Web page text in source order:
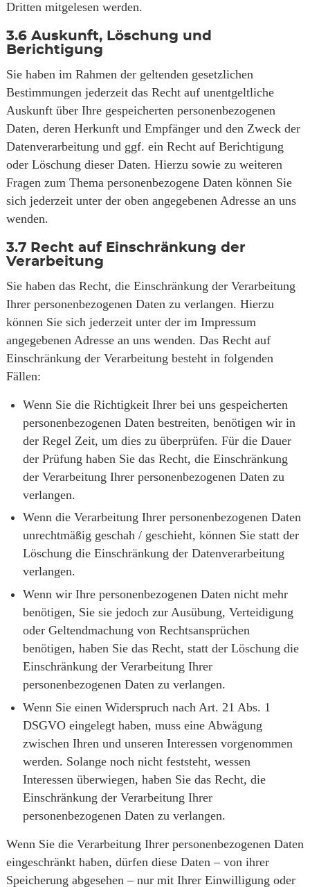
Dritten mitgelesen werden.
3.6 Auskunft, Löschung und
Berichtigung
Sie haben im Rahmen der geltenden gesetzlichen
Bestimmungen jederzeit das Recht auf unentgeltliche
Auskunft über Ihre gespeicherten personenbezogenen
Daten, deren Herkunft und Empfänger und den Zweck der
Datenverarbeitung und ggf. ein Recht auf Berichtigung
oder Löschung dieser Daten. Hierzu sowie zu weiteren
Fragen zum Thema personenbezogene Daten können Sie
sich jederzeit unter der oben angegebenen Adresse an uns
wenden.
3.7 Recht auf Einschränkung der
Verarbeitung
Sie haben das Recht, die Einschränkung der Verarbeitung
Ihrer personenbezogenen Daten zu verlangen. Hierzu
können Sie sich jederzeit unter der im Impressum
angegebenen Adresse an uns wenden. Das Recht auf
Einschränkung der Verarbeitung besteht in folgenden
Fällen:
Wenn Sie die Richtigkeit Ihrer bei uns gespeicherten
personenbezogenen Daten bestreiten, benötigen wir in
der Regel Zeit, um dies zu überprüfen. Für die Dauer
der Prüfung haben Sie das Recht, die Einschränkung
der Verarbeitung Ihrer personenbezogenen Daten zu
verlangen.
Wenn die Verarbeitung Ihrer personenbezogenen Daten
unrechtmäßig geschah / geschieht, können Sie statt der
Löschung die Einschränkung der Datenverarbeitung
verlangen.
Wenn wir Ihre personenbezogenen Daten nicht mehr
benötigen, Sie sie jedoch zur Ausübung, Verteidigung
oder Geltendmachung von Rechtsansprüchen
benötigen, haben Sie das Recht, statt der Löschung die
Einschränkung der Verarbeitung Ihrer
personenbezogenen Daten zu verlangen.
Wenn Sie einen Widerspruch nach Art. 21 Abs. 1
DSGVO eingelegt haben, muss eine Abwägung
zwischen Ihren und unseren Interessen vorgenommen
werden. Solange noch nicht feststeht, wessen
Interessen überwiegen, haben Sie das Recht, die
Einschränkung der Verarbeitung Ihrer
personenbezogenen Daten zu verlangen.
Wenn Sie die Verarbeitung Ihrer personenbezogenen Daten
eingeschränkt haben, dürfen diese Daten – von ihrer
Speicherung abgesehen – nur mit Ihrer Einwilligung oder